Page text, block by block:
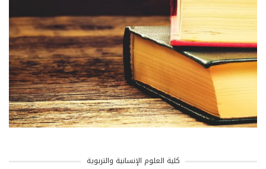
كلية العلوم الإنسانية والتربوية